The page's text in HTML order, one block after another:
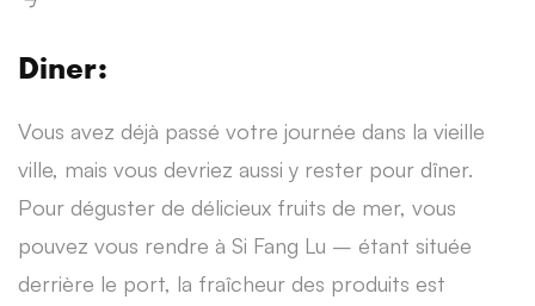
Diner:
Vous avez déjà passé votre journée dans la vieille
ville, mais vous devriez aussi y rester pour dîner.
Pour déguster de délicieux fruits de mer, vous
pouvez vous rendre à Si Fang Lu – étant située
derrière le port, la fraîcheur des produits est